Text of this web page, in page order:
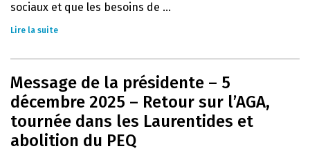
sociaux et que les besoins de ...
Lire la suite
Message de la présidente – 5
décembre 2025 – Retour sur l’AGA,
tournée dans les Laurentides et
abolition du PEQ